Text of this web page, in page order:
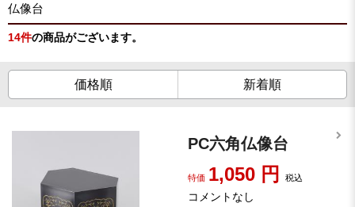
仏像台
14件の商品がございます。
価格順 新着順
PC六角仏像台
特価 1,050 円 税込
コメントなし